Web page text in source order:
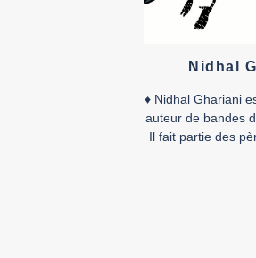
Nidhal
♦ Nidhal Ghariani
auteur de bandes
Il fait partie des